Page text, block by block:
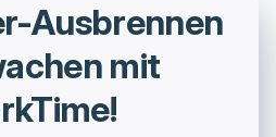
Ausbrennen
mit